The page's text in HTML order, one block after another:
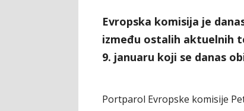
Evropska komisija je
između ostalih aktuelnih
9. januaru koji se danas
Portparol Evropske komisije